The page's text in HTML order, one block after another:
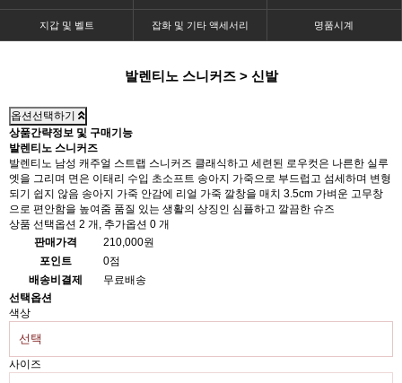
지갑 및 벨트 잡화 및 기타 액세서리 명품시계
발렌티노 스니커즈 > 신발
옵션선택하기
상품간략정보 및 구매기능
발렌티노 스니커즈
발렌티노 남성 캐주얼 스트랩 스니커즈 클래식하고 세련된 로우컷은 나른한 실루
엣을 그리며 면은 이태리 수입 초소프트 송아지 가죽으로 부드럽고 섬세하며 변형
되기 쉽지 않음 송아지 가죽 안감에 리얼 가죽 깔창을 매치 3.5cm 가벼운 고무창
으로 편안함을 높여줌 품질 있는 생활의 상징인 심플하고 깔끔한 슈즈
상품 선택옵션 2 개, 추가옵션 0 개
판매가격
210,000원
포인트
0점
배송비결제
무료배송
선택옵션
색상
사이즈